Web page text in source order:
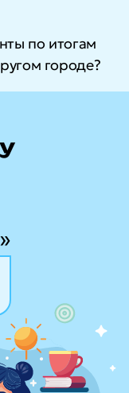
по итогам
городе?